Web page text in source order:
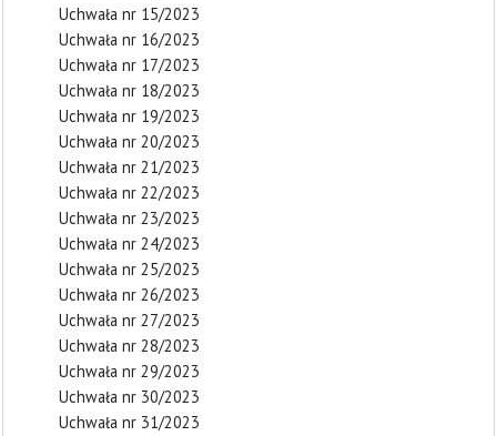
Uchwała nr 15/2023
Uchwała nr 16/2023
Uchwała nr 17/2023
Uchwała nr 18/2023
Uchwała nr 19/2023
Uchwała nr 20/2023
Uchwała nr 21/2023
Uchwała nr 22/2023
Uchwała nr 23/2023
Uchwała nr 24/2023
Uchwała nr 25/2023
Uchwała nr 26/2023
Uchwała nr 27/2023
Uchwała nr 28/2023
Uchwała nr 29/2023
Uchwała nr 30/2023
Uchwała nr 31/2023